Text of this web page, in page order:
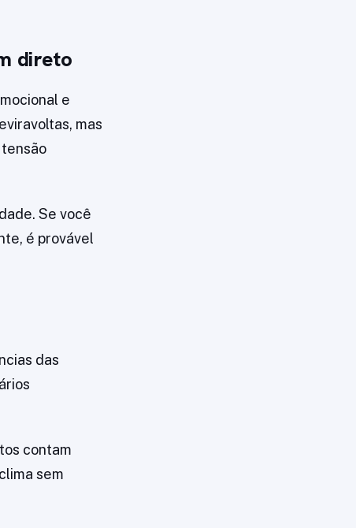
direto
e
mas
Se você
é provável
das
contam
sem